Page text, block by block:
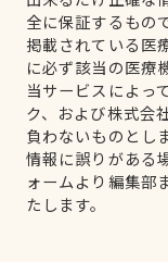
全に保証するもの
掲載されている医
に必ず該当の医療
当サービスによっ
ク、および株式会
負わないものとしま
情報に誤りがある
ォームより編集部
たします。